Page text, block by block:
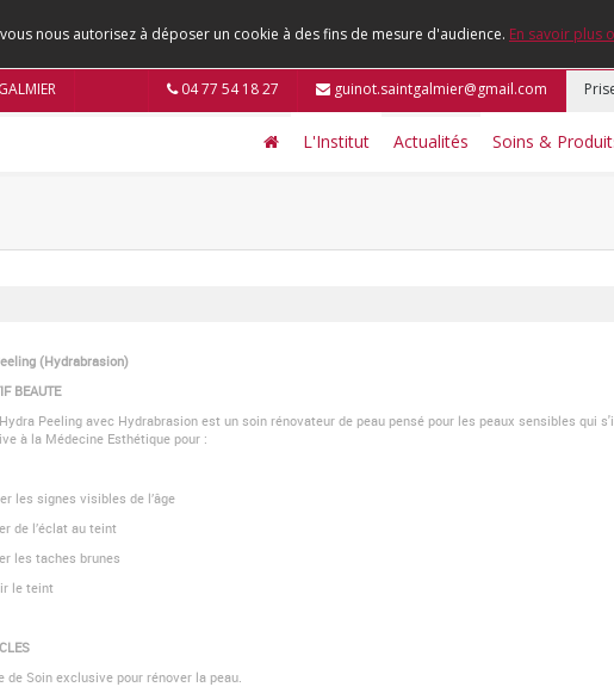
nous autorisez à déposer un cookie à des fins de mesure d'audience. En savoir plus
04 77 54 18 27 guinot.saintgalmier@gmail.com
L'Institut Actualités Soins &
(Hydrabrasion)
BEAUTE
Peeling avec Hydrabrasion est un soin rénovateur de peau pensé pour les peaux sensibles qui
à la Médecine Esthétique pour :
les signes visibles de l’âge
de l’éclat au teint
les taches brunes
le teint
de Soin exclusive pour rénover la peau.